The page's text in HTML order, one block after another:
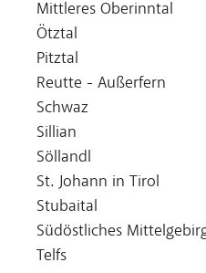
Mittleres Oberinntal
Ötztal
Pitztal
Reutte - Außerfern
Schwaz
Sillian
Söllandl
St. Johann in Tirol
Stubaital
Südöstliches
Telfs